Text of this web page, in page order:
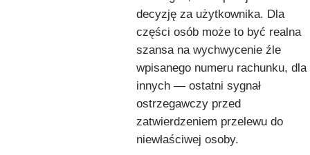
decyzję za użytkownika. Dla
części osób może to być realna
szansa na wychwycenie źle
wpisanego numeru rachunku, dla
innych — ostatni sygnał
ostrzegawczy przed
zatwierdzeniem przelewu do
niewłaściwej osoby.